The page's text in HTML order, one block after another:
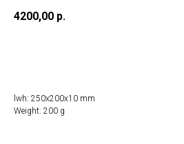
4200,00 р.
lwh: 250x200x10 mm
Weight: 200 g